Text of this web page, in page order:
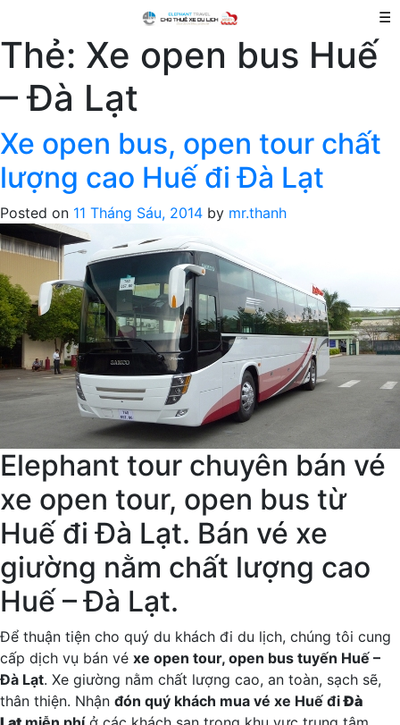
☰
Thẻ: Xe open bus Huế
– Đà Lạt
Xe open bus, open tour chất
lượng cao Huế đi Đà Lạt
Posted on 11 Tháng Sáu, 2014 by mr.thanh
Elephant tour chuyên bán vé
xe open tour, open bus từ
Huế đi Đà Lạt. Bán vé xe
giường nằm chất lượng cao
Huế – Đà Lạt.
Để thuận tiện cho quý du khách đi du lịch, chúng tôi cung
cấp dịch vụ bán vé xe open tour, open bus tuyến Huế –
Đà Lạt. Xe giường nằm chất lượng cao, an toàn, sạch sẽ,
thân thiện. Nhận đón quý khách mua vé xe Huế điĐà